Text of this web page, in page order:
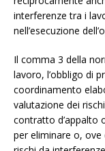
interferenze tra i
nell’esecuzione
Il comma 3 della
lavoro, l’obbligo di
coordinamento
valutazione dei
contratto d’appalto
per eliminare o,